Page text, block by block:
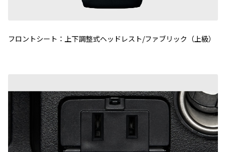
フロントシート：上下調整式ヘッドレスト/ファブリック（上級）